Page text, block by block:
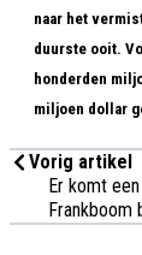
naar het
duurste ooit.
honderden
miljoen dollar
Vorig artikel
Er komt
Frankboom